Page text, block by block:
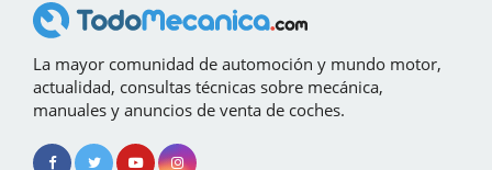
La mayor comunidad de automoción y mundo motor,
actualidad, consultas técnicas sobre mecánica,
manuales y anuncios de venta de coches.